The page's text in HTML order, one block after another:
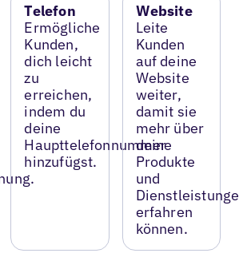
Telefon
Ermögliche
Kunden,
dich leicht
zu
erreichen,
indem du
deine
Haupttelefonnummer
hinzufügst.
Website
Leite
Kunden
auf deine
Website
weiter,
damit sie
mehr über
deine
Produkte
und
erfahren
können.